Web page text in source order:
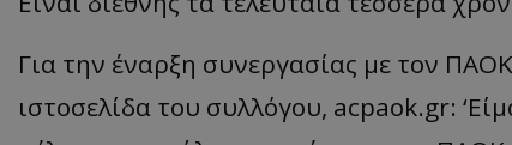
Για την έναρξη συνεργασίας με τον
ιστοσελίδα του συλλόγου, acpaok.gr: